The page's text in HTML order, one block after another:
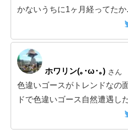
かないうちに1ヶ月経ってたか
ホワリン(｡･ω･｡) さん
色違いゴースがトレンドなの
ドで色違いゴース自然遭遇し